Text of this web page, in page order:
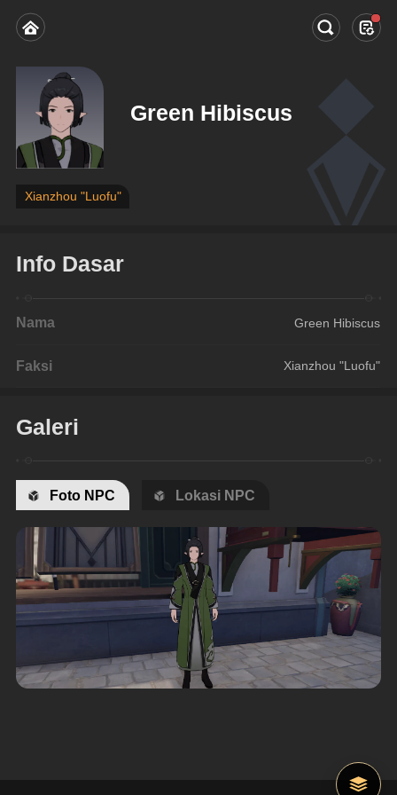
Green Hibiscus
Xianzhou "Luofu"
Info Dasar
Nama Green Hibiscus
Faksi Xianzhou "Luofu"
Galeri
Foto NPC Lokasi NPC